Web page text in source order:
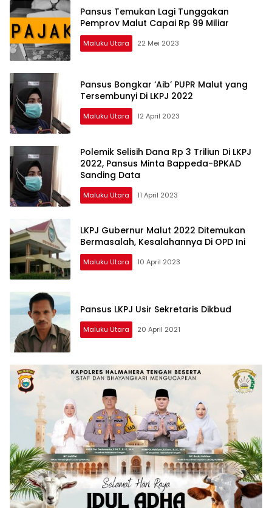
Pansus Temukan Lagi Tunggakan
Pemprov Malut Capai Rp 99 Miliar
Maluku Utara 22 Mei 2023
Pansus Bongkar ‘Aib’ PUPR Malut yang
Tersembunyi Di LKPJ 2022
Maluku Utara 12 April 2023
Polemik Selisih Dana Rp 3 Triliun Di LKPJ
2022, Pansus Minta Bappeda-BPKAD
Sanding Data
Maluku Utara 11 April 2023
LKPJ Gubernur Malut 2022 Ditemukan
Bermasalah, Kesalahannya Di OPD Ini
Maluku Utara 10 April 2023
Pansus LKPJ Usir Sekretaris Dikbud
Maluku Utara 20 April 2021